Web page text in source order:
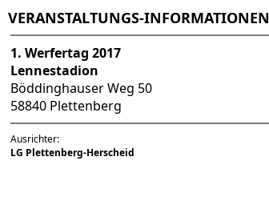
VERANSTALTUNGS-INFORMATIONEN
1. Werfertag 2017
Lennestadion
Böddinghauser Weg 50
58840 Plettenberg
Ausrichter:
LG Plettenberg-Herscheid